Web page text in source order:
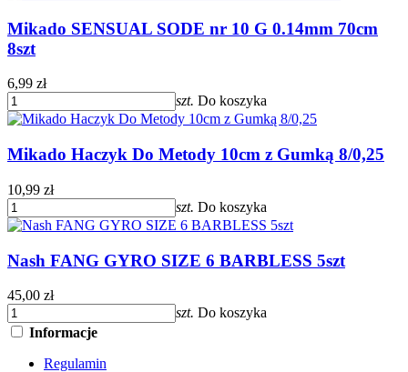
Mikado SENSUAL SODE nr 10 G 0.14mm 70cm
8szt
6,99 zł
szt. Do koszyka
Mikado Haczyk Do Metody 10cm z Gumką 8/0,25
10,99 zł
szt. Do koszyka
Nash FANG GYRO SIZE 6 BARBLESS 5szt
45,00 zł
szt. Do koszyka
Informacje
Regulamin